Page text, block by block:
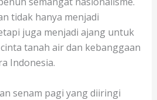
tidak hanya menjadi
juga menjadi ajang untuk
tanah air dan kebanggaan
Indonesia.
pagi yang diiringi